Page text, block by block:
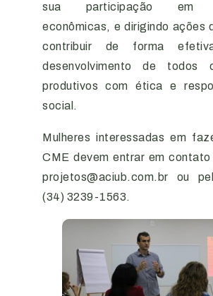
sua participação em
econômicas, e dirigindo ações
contribuir de forma
desenvolvimento de todos
produtivos com ética e
social.
Mulheres interessadas em
CME devem entrar em contato
projetos@aciub.com.br ou
(34) 3239-1563.